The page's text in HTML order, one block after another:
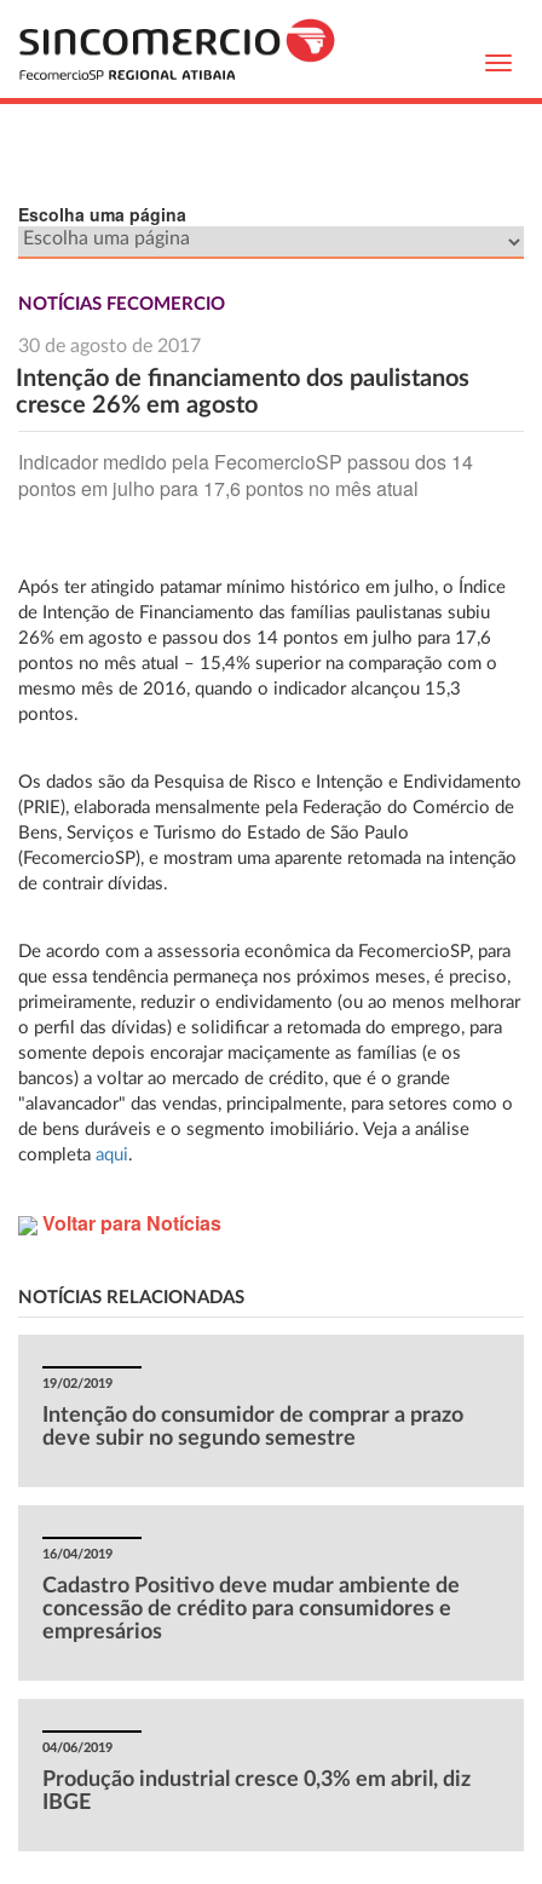
Escolha uma página
NOTÍCIAS FECOMERCIO
30 de agosto de 2017
Intenção de financiamento dos paulistanos
cresce 26% em agosto
Indicador medido pela FecomercioSP passou dos 14
pontos em julho para 17,6 pontos no mês atual
Após ter atingido patamar mínimo histórico em julho, o Índice
de Intenção de Financiamento das famílias paulistanas subiu
26% em agosto e passou dos 14 pontos em julho para 17,6
pontos no mês atual – 15,4% superior na comparação com o
mesmo mês de 2016, quando o indicador alcançou 15,3
pontos.
Os dados são da Pesquisa de Risco e Intenção e Endividamento
(PRIE), elaborada mensalmente pela Federação do Comércio de
Bens, Serviços e Turismo do Estado de São Paulo
(FecomercioSP), e mostram uma aparente retomada na intenção
de contrair dívidas.
De acordo com a assessoria econômica da FecomercioSP, para
que essa tendência permaneça nos próximos meses, é preciso,
primeiramente, reduzir o endividamento (ou ao menos melhorar
o perfil das dívidas) e solidificar a retomada do emprego, para
somente depois encorajar maciçamente as famílias (e os
bancos) a voltar ao mercado de crédito, que é o grande
"alavancador" das vendas, principalmente, para setores como o
de bens duráveis e o segmento imobiliário. Veja a análise
completa aqui.
Voltar para Notícias
NOTÍCIAS RELACIONADAS
19/02/2019
Intenção do consumidor de comprar a prazo
deve subir no segundo semestre
16/04/2019
Cadastro Positivo deve mudar ambiente de
concessão de crédito para consumidores e
empresários
04/06/2019
Produção industrial cresce 0,3% em abril, diz
IBGE